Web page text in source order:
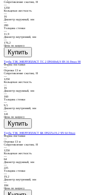
Сопротивление сжатию, Н
—
1250
Кольцевая жесткость
—
16
Диаметр наружный, мм
—
200
Толщина стенки
—
11,9
Диаметр внутренний, мм
—
176,2
Цена по запросу
Труба ТЗК ЭНЕРГОПЛАСТ ТС 2 DN160х8,9 SN 16 Fmax 90
Форма поставки
—
Отрезки 13 м
Сопротивление сжатию, Н
—
1250
Кольцевая жесткость
—
16
Диаметр наружный, мм
—
160
Толщина стенки
—
9,5
Диаметр внутренний, мм
—
141
Цена по запросу
Труба ТЗК ЭНЕРГОПЛАСТ БК DN225х19,2 SN 64 Fmax
Форма поставки
—
Отрезки 13 м
Сопротивление сжатию, Н
—
1250
Кольцевая жесткость
—
64
Диаметр наружный, мм
—
225
Толщина стенки
—
19,2
Диаметр внутренний, мм
—
184
Цена по запросу